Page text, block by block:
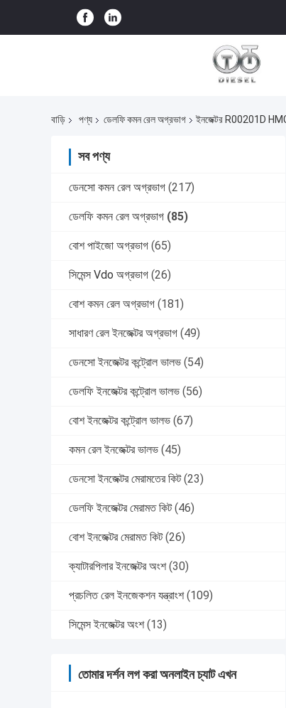
বাড়ি পণ্য ডেলফি কমন রেল অগ্রভাগ ইনজেক্টর R00201D
সব পণ্য
ডেনসো কমন রেল অগ্রভাগ (217)
ডেলফি কমন রেল অগ্রভাগ (85)
বোশ পাইজো অগ্রভাগ (65)
সিমেন্স Vdo অগ্রভাগ (26)
বোশ কমন রেল অগ্রভাগ (181)
সাধারণ রেল ইনজেক্টর অগ্রভাগ (49)
ডেনসো ইনজেক্টর কন্ট্রোল ভালভ (54)
ডেলফি ইনজেক্টর কন্ট্রোল ভালভ (56)
বোশ ইনজেক্টর কন্ট্রোল ভালভ (67)
কমন রেল ইনজেক্টর ভালভ (45)
ডেনসো ইনজেক্টর মেরামতের কিট (23)
ডেলফি ইনজেক্টর মেরামত কিট (46)
বোশ ইনজেক্টর মেরামত কিট (26)
ক্যাটারপিলার ইনজেক্টর অংশ (30)
প্রচলিত রেল ইনজেকশন যন্ত্রাংশ (109)
সিমেন্স ইনজেক্টর অংশ (13)
তোমার দর্শন লগ করা অনলাইন চ্যাট এখন